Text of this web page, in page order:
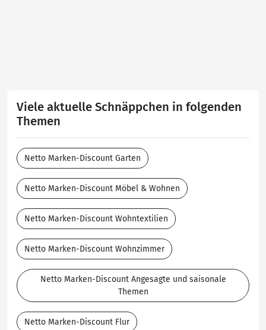
Viele aktuelle Schnäppchen in folgenden
Themen
Netto Marken-Discount Garten
Netto Marken-Discount Möbel & Wohnen
Netto Marken-Discount Wohntextilien
Netto Marken-Discount Wohnzimmer
Netto Marken-Discount Angesagte und saisonale
Themen
Netto Marken-Discount Flur